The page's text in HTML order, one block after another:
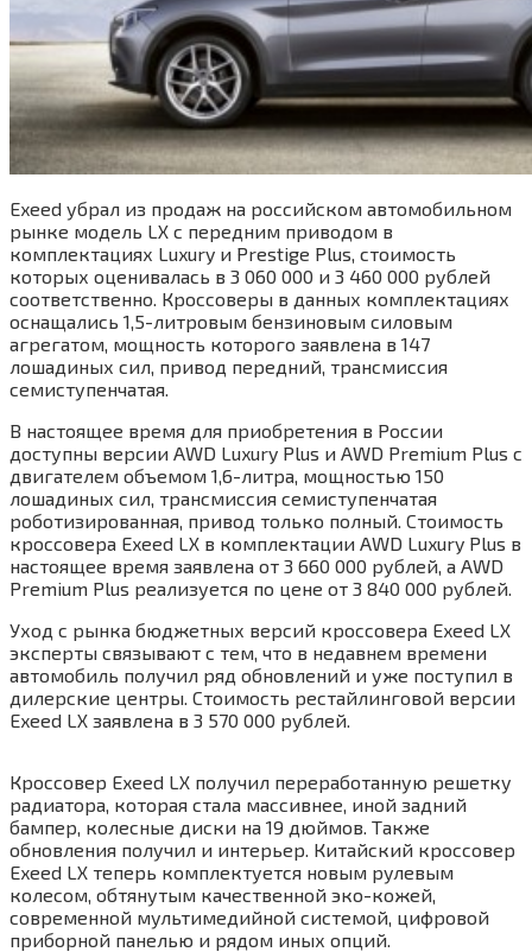
Exeed убрал из продаж на российском автомобильном
рынке модель LX с передним приводом в
комплектациях Luxury и Prestige Plus, стоимость
которых оценивалась в 3 060 000 и 3 460 000 рублей
соответственно. Кроссоверы в данных комплектациях
оснащались 1,5-литровым бензиновым силовым
агрегатом, мощность которого заявлена в 147
лошадиных сил, привод передний, трансмиссия
семиступенчатая.
В настоящее время для приобретения в России
доступны версии AWD Luxury Plus и AWD Premium Plus с
двигателем объемом 1,6-литра, мощностью 150
лошадиных сил, трансмиссия семиступенчатая
роботизированная, привод только полный. Стоимость
кроссовера Exeed LX в комплектации AWD Luxury Plus в
настоящее время заявлена от 3 660 000 рублей, а AWD
Premium Plus реализуется по цене от 3 840 000 рублей.
Уход с рынка бюджетных версий кроссовера Exeed LX
эксперты связывают с тем, что в недавнем времени
автомобиль получил ряд обновлений и уже поступил в
дилерские центры. Стоимость рестайлинговой версии
Exeed LX заявлена в 3 570 000 рублей.
Кроссовер Exeed LX получил переработанную решетку
радиатора, которая стала массивнее, иной задний
бампер, колесные диски на 19 дюймов. Также
обновления получил и интерьер. Китайский кроссовер
Exeed LX теперь комплектуется новым рулевым
колесом, обтянутым качественной эко-кожей,
современной мультимедийной системой, цифровой
приборной панелью и рядом иных опций.